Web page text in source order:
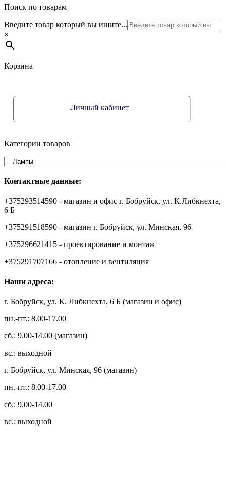
Поиск по товарам
Введите товар который вы ищите...
×
Корзина
Личный кабинет
Категории товаров
Контактные данные:
+375293514590 - магазин и офис г. Бобруйск, ул. К.Либкнехта,
6 Б
+375291518590 - магазин г. Бобруйск, ул. Минская, 96
+375296621415 - проектирование и монтаж
+375291707166 - отопление и вентиляция
Наши адреса:
г. Бобруйск, ул. К. Либкнехта, 6 Б (магазин и офис)
пн.-пт.: 8.00-17.00
сб.: 9.00-14.00 (магазин)
вс.: выходной
г. Бобруйск, ул. Минская, 96 (магазин)
пн.-пт.: 8.00-17.00
сб.: 9.00-14.00
вс.: выходной